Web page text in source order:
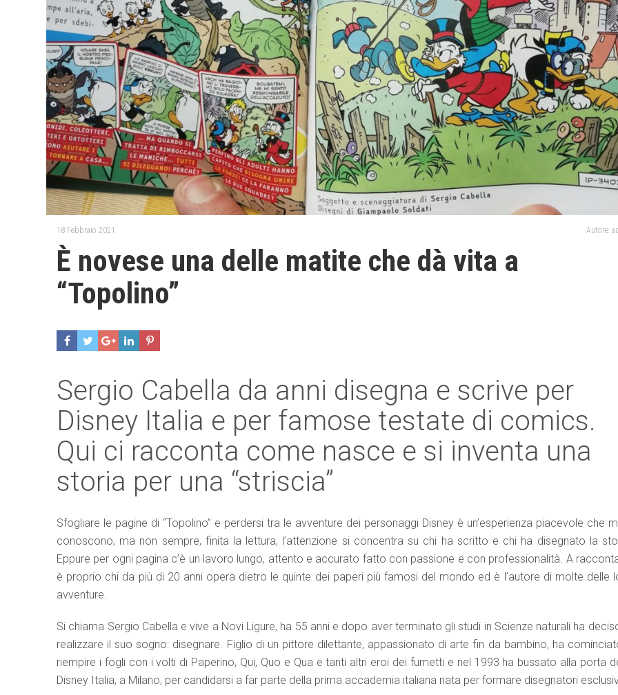
18 Febbraio 2021 Autore:
È novese una delle matite che dà vita a
“Topolino”
Sergio Cabella da anni disegna e scrive per
Disney Italia e per famose testate di comics.
Qui ci racconta come nasce e si inventa una
storia per una “striscia”
Sfogliare le pagine di “Topolino” e perdersi tra le avventure dei personaggi Disney è un’esperienza piacevole che
conoscono, ma non sempre, finita la lettura, l’attenzione si concentra su chi ha scritto e chi ha disegnato la
Eppure per ogni pagina c’è un lavoro lungo, attento e accurato fatto con passione e con professionalità. A
è proprio chi da più di 20 anni opera dietro le quinte dei paperi più famosi del mondo ed è l’autore di molte delle
avventure.
Si chiama Sergio Cabella e vive a Novi Ligure, ha 55 anni e dopo aver terminato gli studi in Scienze naturali ha
realizzare il suo sogno: disegnare. Figlio di un pittore dilettante, appassionato di arte fin da bambino, ha
riempire i fogli con i volti di Paperino, Qui, Quo e Qua e tanti altri eroi dei fumetti e nel 1993 ha bussato alla porta
Disney Italia, a Milano, per candidarsi a far parte della prima accademia italiana nata per formare disegnatori